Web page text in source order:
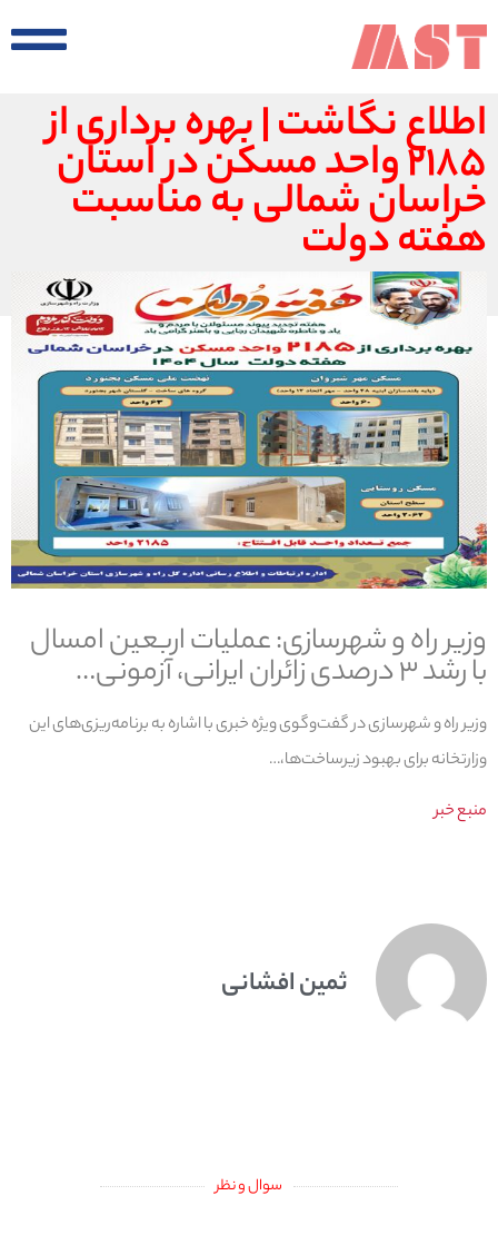
اطلاع نگاشت | بهره برداری از
۲۱۸۵ واحد مسکن در استان
خراسان شمالی به مناسبت
هفته دولت
وزیر راه و شهرسازی: عملیات اربعین امسال
با رشد ۳ درصدی زائران ایرانی، آزمونی…
وزیر راه و شهرسازی در گفت‌وگوی ویژه خبری با اشاره به برنامه‌ریزی‌های این
وزارتخانه برای بهبود زیرساخت‌ها،…
منبع خبر
ثمین افشانی
سوال و نظر